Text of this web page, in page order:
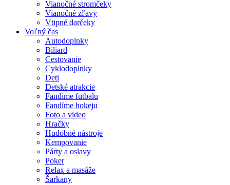
Vianočné stromčeky
Vianočné zľavy
Vtipné darčeky
Voľný čas
Autodoplnky
Biliard
Cestovanie
Cyklodoplnky
Deti
Detské atrakcie
Fandíme futbalu
Fandíme hokeju
Foto a video
Hračky
Hudobné nástroje
Kempovanie
Párty a oslavy
Poker
Relax a masáže
Šarkany